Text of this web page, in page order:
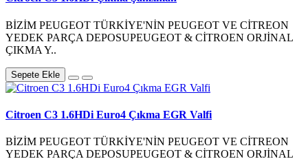
BİZİM PEUGEOT TÜRKİYE'NİN PEUGEOT VE CİTREON
YEDEK PARÇA DEPOSUPEUGEOT & CİTROEN ORJİNAL
ÇIKMA Y..
Sepete Ekle
Citroen C3 1.6HDi Euro4 Çıkma EGR Valfi
BİZİM PEUGEOT TÜRKİYE'NİN PEUGEOT VE CİTREON
YEDEK PARÇA DEPOSUPEUGEOT & CİTROEN ORJİNAL